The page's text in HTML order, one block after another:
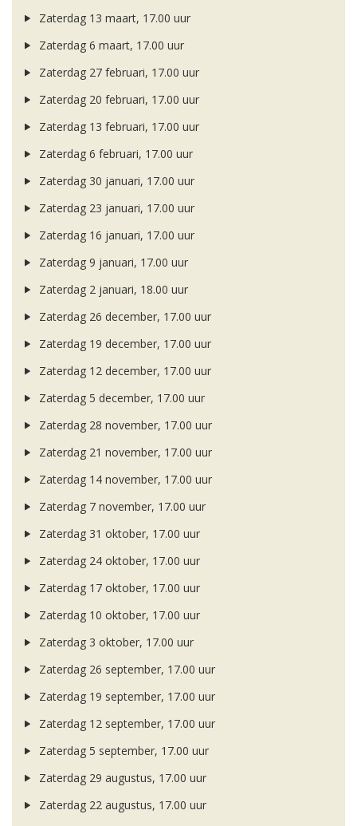
Zaterdag 13 maart, 17.00 uur
Zaterdag 6 maart, 17.00 uur
Zaterdag 27 februari, 17.00 uur
Zaterdag 20 februari, 17.00 uur
Zaterdag 13 februari, 17.00 uur
Zaterdag 6 februari, 17.00 uur
Zaterdag 30 januari, 17.00 uur
Zaterdag 23 januari, 17.00 uur
Zaterdag 16 januari, 17.00 uur
Zaterdag 9 januari, 17.00 uur
Zaterdag 2 januari, 18.00 uur
Zaterdag 26 december, 17.00 uur
Zaterdag 19 december, 17.00 uur
Zaterdag 12 december, 17.00 uur
Zaterdag 5 december, 17.00 uur
Zaterdag 28 november, 17.00 uur
Zaterdag 21 november, 17.00 uur
Zaterdag 14 november, 17.00 uur
Zaterdag 7 november, 17.00 uur
Zaterdag 31 oktober, 17.00 uur
Zaterdag 24 oktober, 17.00 uur
Zaterdag 17 oktober, 17.00 uur
Zaterdag 10 oktober, 17.00 uur
Zaterdag 3 oktober, 17.00 uur
Zaterdag 26 september, 17.00 uur
Zaterdag 19 september, 17.00 uur
Zaterdag 12 september, 17.00 uur
Zaterdag 5 september, 17.00 uur
Zaterdag 29 augustus, 17.00 uur
Zaterdag 22 augustus, 17.00 uur